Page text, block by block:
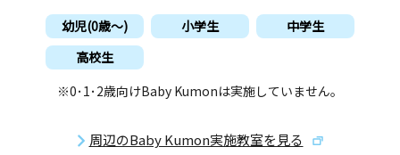
幼児(0歳〜) 小学生
中学生
高校生
※0･1･2歳向けBaby Kumonは実施していません。
周辺のBaby Kumon実施教室を見る